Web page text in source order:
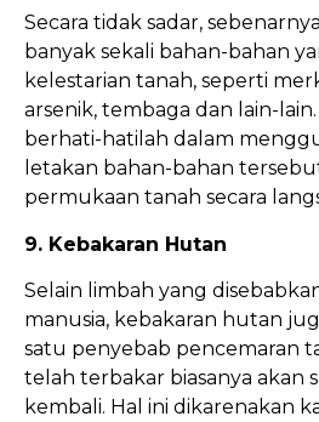
Secara tidak sadar,
banyak sekali bahan-bahan
kelestarian tanah, seperti
arsenik, tembaga dan lain-
berhati-hatilah dalam
letakan bahan-bahan
permukaan tanah secara
9. Kebakaran Hutan
Selain limbah yang
manusia, kebakaran hutan
satu penyebab pencemaran
telah terbakar biasanya akan
kembali. Hal ini dikarenakan